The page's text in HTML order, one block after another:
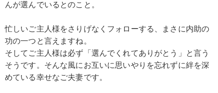
んが選んでいるとのこと。
忙しいご主人様をさりげなくフォローする、まさに内助の
功の一つと言えますね。
そしてご主人様は必ず「選んでくれてありがとう」と言う
そうです。そんな風にお互いに思いやりを忘れずに絆を深
めている幸せなご夫妻です。